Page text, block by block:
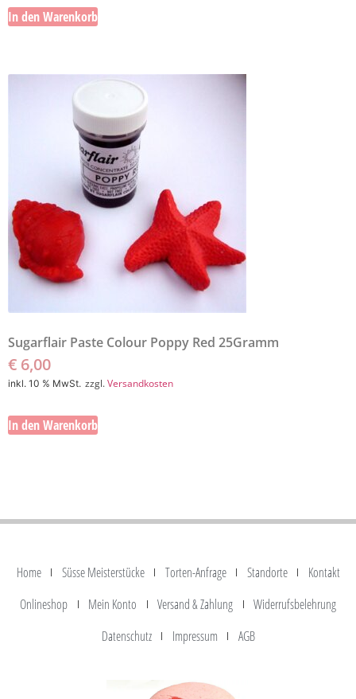
In den Warenkorb
Sugarflair Paste Colour Poppy Red 25Gramm
€ 6,00
inkl. 10 % MwSt. zzgl.Versandkosten
In den Warenkorb
Home Süsse Meisterstücke Torten-Anfrage Standorte
Kontakt
Onlineshop
Mein Konto Versand & Zahlung
Widerrufsbelehrung
Datenschutz
Impressum AGB